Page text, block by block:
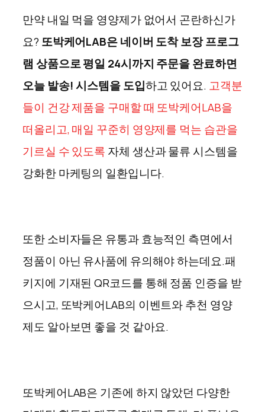
만약 내일 먹을 영양제가 없어서 곤란하신가
요? 또박케어LAB은 네이버 도착 보장 프로그
램 상품으로 평일 24시까지 주문을 완료하면
오늘 발송!시스템을 도입하고 있어요. 고객분
들이 건강 제품을 구매할 때 또박케어LAB을
떠올리고, 매일 꾸준히 영양제를 먹는 습관을
기르실 수 있도록 자체 생산과 물류 시스템을
강화한 마케팅의 일환입니다.
또한 소비자들은 유통과 효능적인 측면에서
정품이 아닌 유사품에 유의해야 하는데요.패
키지에 기재된QR코드를 통해 정품 인증을 받
으시고, 또박케어LAB의 이벤트와 추천 영양
제도 알아보면 좋을 것 같아요.
또박케어LAB은 기존에 하지 않았던 다양한